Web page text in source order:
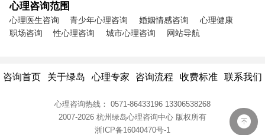
心理咨询范围
心理医生咨询 青少年心理咨询 婚姻情感咨询
心理健康
职场咨询
性心理咨询 城市心理咨询 网站导航
咨询首页 关于绿岛 心理专家 咨询流程 收费标准 联系我们
心理咨询热线： 0571-86433196 13306538268
2007-2026 杭州绿岛心理咨询中心 版权所有
浙ICP备16040470号-1